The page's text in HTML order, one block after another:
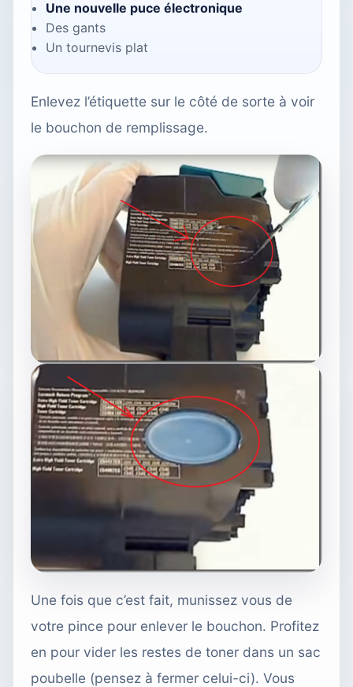
Une nouvelle puce électronique
Des gants
Un tournevis plat
Enlevez l’étiquette sur le côté de sorte à voir
le bouchon de remplissage.
Une fois que c’est fait, munissez vous de
votre pince pour enlever le bouchon. Profitez
en pour vider les restes de toner dans un sac
poubelle (pensez à fermer celui-ci). Vous